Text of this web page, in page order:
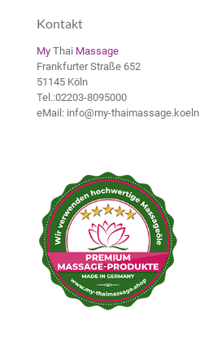
Kontakt
My Thai Massage
Frankfurter Straße 652
51145 Köln
Tel.:02203-8095000
eMail: info@my-thaimassage.koeln